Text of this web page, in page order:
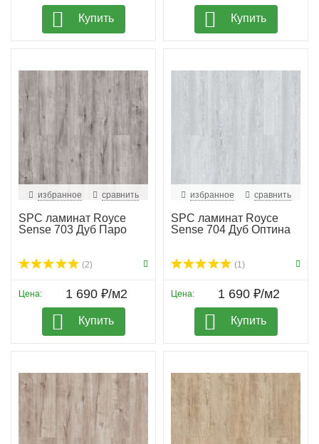
Купить Купить
избранное сравнить
SPC ламинат Royce
Sense 703 Дуб Паро
(2)
Цена: 1 690 ₽/м2
Купить
избранное сравнить
SPC ламинат Royce
Sense 704 Дуб Оптина
(1)
Цена: 1 690 ₽/м2
Купить